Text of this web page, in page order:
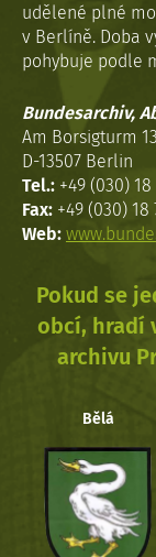
udělené plné
v Berlíně. Doba
pohybuje podle
Bundesarchiv,
Am Borsigturm
D-13507 Berlin
Tel.: +49 (030) 18
Fax: +49 (030) 18
Web:
Pokud se
obcí, hradí
archivu
Bělá